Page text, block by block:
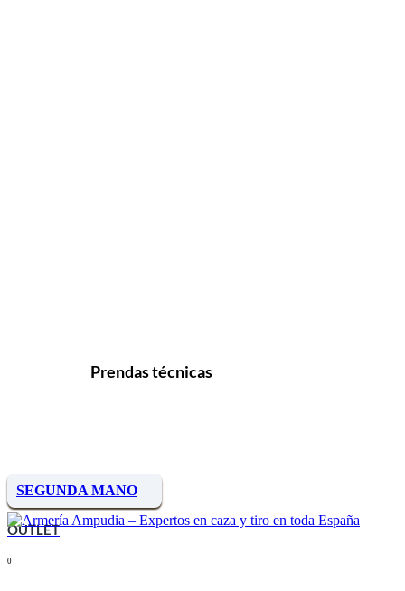
Prendas técnicas
SEGUNDA MANO
OUTLET
0